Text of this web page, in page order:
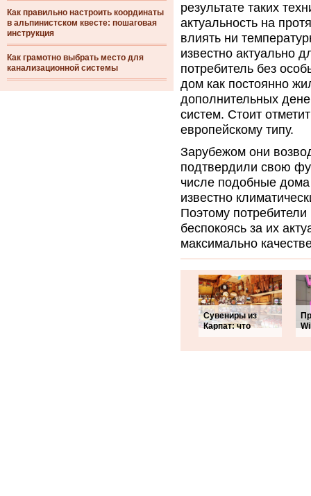
Как правильно настроить координаты
в альпинистском квесте: пошаговая
инструкция
Как грамотно выбрать место для
канализационной системы
результате таких
актуальность на
влиять ни
известно актуально
потребитель без
дом как постоянно
дополнительных
систем. Стоит
европейскому типу.
Зарубежом они
подтвердили свою
числе подобные
известно
Поэтому
беспокоясь за их
максимально
Сувениры из
Карпат: что